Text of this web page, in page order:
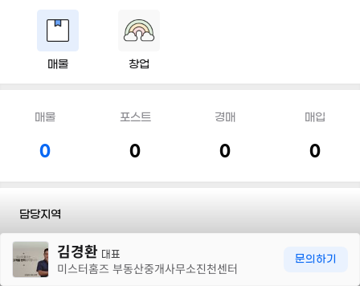
매물 창업
매물
0
포스트
0
경매
0
매입
0
담당지역
김경환 대표
미스터홈즈 부동산중개사무소진천센터
문의하기